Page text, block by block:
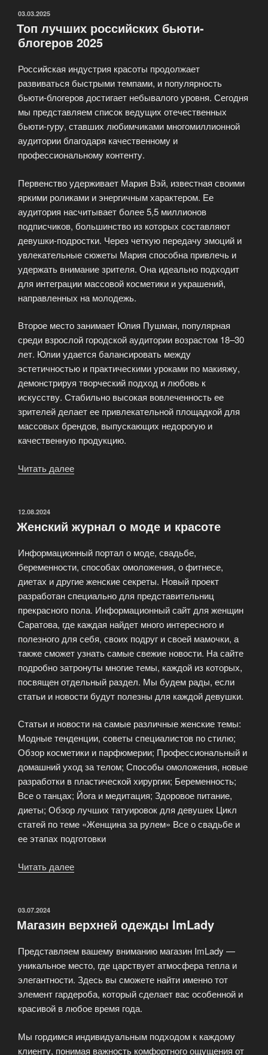
Леди»
ОПУБЛИКОВАНО
03.03.2025
Топ лучших российских бьюти-
блогеров 2025
Российская индустрия красоты продолжает
развиваться быстрыми темпами, и популярность
бьюти-блогеров достигает небывалого уровня. Сегодня
мы представляем список ведущих отечественных
бьюти-гуру, ставших любимчиками многомиллионной
аудитории благодаря качественному и
профессиональному контенту.
Первенство удерживает Мария Вэй, известная своими
яркими роликами и энергичным характером. Ее
аудитория насчитывает более 5,5 миллионов
подписчиков, большинство из которых составляют
девушки-подростки. Через четкую передачу эмоций и
увлекательные сюжеты Мария способна привлечь и
удержать внимание зрителя. Она идеально подходит
для интеграции массовой косметики и украшений,
направленных на молодежь.
Второе место занимает Юлия Пушман, популярная
среди взрослой городской аудитории возрастом 18–30
лет. Юлии удается балансировать между
эстетичностью и практическими уроками по макияжу,
демонстрируя творческий подход и любовь к
искусству. Стабильно высокая вовлеченность ее
зрителей делает ее привлекательной площадкой для
массовых брендов, выпускающих недорогую и
качественную продукцию.
Читать далее
блогеров
ОПУБЛИКОВАНО
12.08.2024
Женский журнал о моде и красоте
Информационный портал о моде, свадьбе,
беременности, способах омоложения, о фитнесе,
диетах и другие женские секреты. Новый проект
разработан специально для представительниц
прекрасного пола. Информационный сайт для женщин
Саратова, где каждая найдет много интересного и
полезного для себя, своих подруг и своей мамочки, а
также сможет узнать самые свежие новости. На сайте
подробно затронуты многие темы, каждой из которых,
посвящен отдельный раздел. Мы будем рады, если
статьи и новости будут полезны для каждой девушки.
Статьи и новости на самые различные женские темы:
Модные тенденции, советы специалистов по стилю;
Обзор косметики и парфюмерии; Профессиональный и
домашний уход за телом; Способы омоложения, новые
разработки в пластической хирургии; Беременность;
Все о танцах; Йога и медитация; Здоровое питание,
диеты; Обзор лучших татуировок для девушек Цикл
статей по теме «Женщина за рулем» Все о свадьбе и
ее этапах подготовки
Читать далее
и
ОПУБЛИКОВАНО
03.07.2024
Магазин верхней одежды ImLady
Представляем вашему вниманию магазин ImLady —
уникальное место, где царствует атмосфера тепла и
элегантности. Здесь вы сможете найти именно тот
элемент гардероба, который сделает вас особенной и
красивой в любое время года.
Мы гордимся индивидуальным подходом к каждому
клиенту, понимая важность комфортного ощущения от